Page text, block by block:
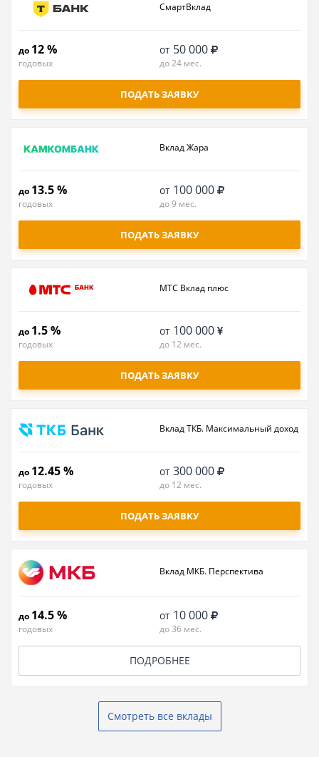
СмартВклад
до 12 %
годовых
от 50 000
до 24 мес.
ПОДАТЬ ЗАЯВКУ
Вклад Жара
до 13.5 %
годовых
от 100 000
до 9 мес.
ПОДАТЬ ЗАЯВКУ
МТС Вклад плюс
до 1.5 %
годовых
от 100 000
до 12 мес.
ПОДАТЬ ЗАЯВКУ
Вклад ТКБ. Максимальный доход
до 12.45 %
годовых
от 300 000
до 12 мес.
ПОДАТЬ ЗАЯВКУ
Вклад МКБ. Перспектива
до 14.5 %
годовых
от 10 000
до 36 мес.
ПОДРОБНЕЕ
Смотреть все вклады